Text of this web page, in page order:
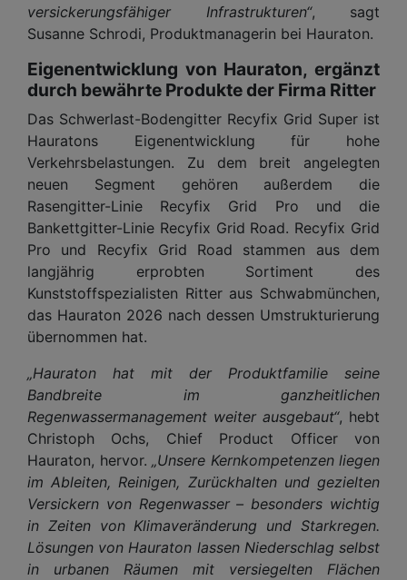
versickerungsfähiger Infrastrukturen“, sagt
Susanne Schrodi, Produktmanagerin bei Hauraton.
Eigenentwicklung von Hauraton, ergänzt
durch bewährte Produkte der Firma Ritter
Das Schwerlast-Bodengitter Recyfix Grid Super ist
Hauratons Eigenentwicklung für hohe
Verkehrsbelastungen. Zu dem breit angelegten
neuen Segment gehören außerdem die
Rasengitter-Linie Recyfix Grid Pro und die
Bankettgitter-Linie Recyfix Grid Road. Recyfix Grid
Pro und Recyfix Grid Road stammen aus dem
langjährig erprobten Sortiment des
Kunststoffspezialisten Ritter aus Schwabmünchen,
das Hauraton 2026 nach dessen Umstrukturierung
übernommen hat.
„Hauraton hat mit der Produktfamilie seine
Bandbreite im ganzheitlichen
Regenwassermanagement weiter ausgebaut“, hebt
Christoph Ochs, Chief Product Officer von
Hauraton, hervor. „Unsere Kernkompetenzen liegen
im Ableiten, Reinigen, Zurückhalten und gezielten
Versickern von Regenwasser – besonders wichtig
in Zeiten von Klimaveränderung und Starkregen.
Lösungen von Hauraton lassen Niederschlag selbst
in urbanen Räumen mit versiegelten Flächen